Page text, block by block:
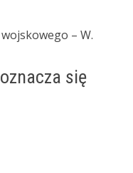
– W.
się